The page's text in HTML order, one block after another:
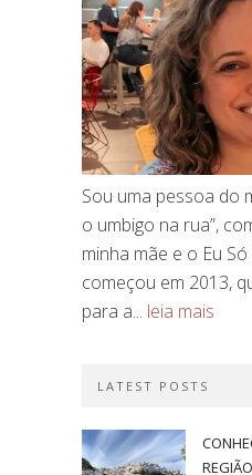
Sou uma pessoa do
o umbigo na rua”,
minha mãe e o Eu
começou em 2013,
para a... leia mais
LATEST POSTS